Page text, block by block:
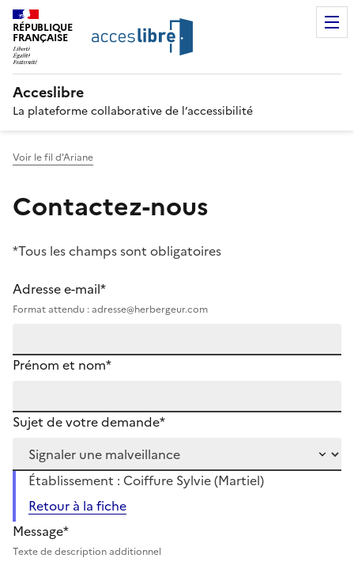
RÉPUBLIQUE
FRANÇAISE
Acceslibre
La plateforme collaborative de l’accessibilité
Voir le fil d'Ariane
Contactez-nous
*Tous les champs sont obligatoires
Adresse e-mail*
Format attendu : adresse@herbergeur.com
Prénom et nom*
Sujet de votre demande*
Établissement : Coiffure Sylvie (Martiel)
Retour à la fiche
Message*
Texte de description additionnel